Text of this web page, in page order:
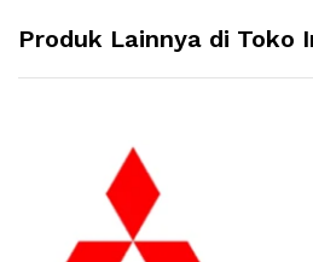
Produk Lainnya di Toko